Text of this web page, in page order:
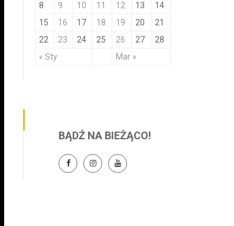
« Sty Mar »
8
9 10 11 12 13
14
15
16 17 18 19 20
21
22
23 24 25 26 27 28
BĄDŹ NA BIEŻĄCO!